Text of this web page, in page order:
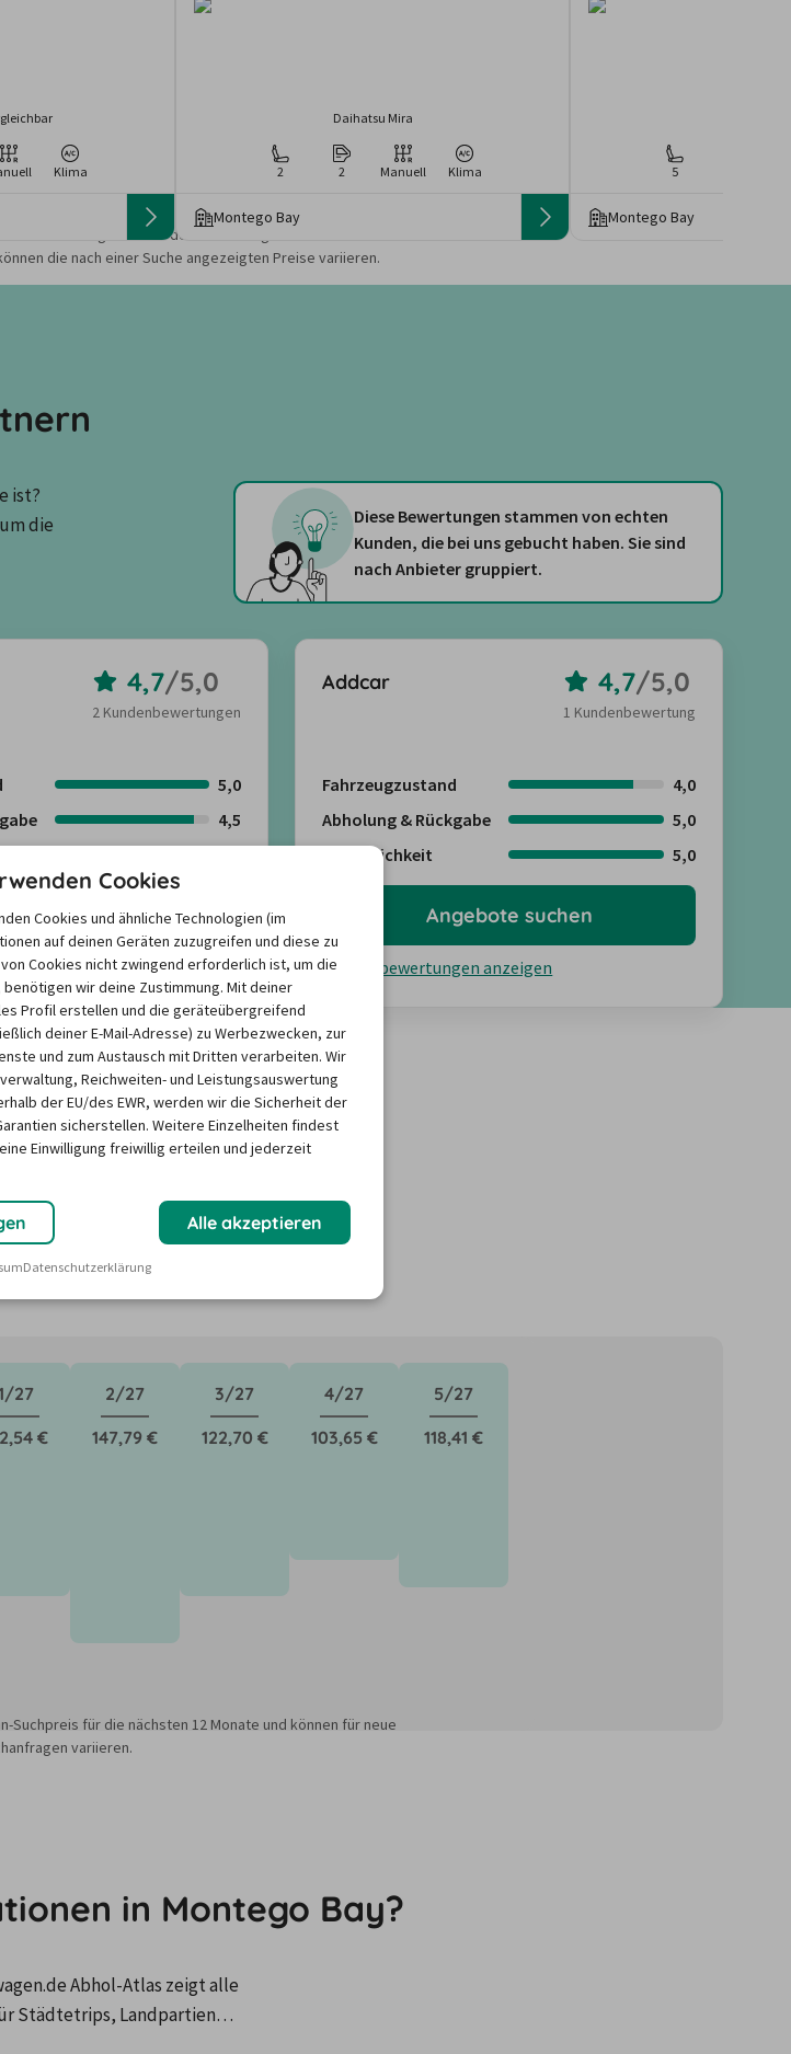
Klima
Daihatsu Mira
2 2 Manuell Klima
Montego Bay
5
Montego Bay
den Suchergebnissen der letzten Tage. Da die Preise von der
die nach einer Suche angezeigten Preise variieren.
ist?
die
Diese Bewertungen stammen von echten
Kunden, die bei uns gebucht haben. Sie sind
nach Anbieter gruppiert.
4,7/5,0
2 Kundenbewertungen
5,0
4,5
anzeigen
suchen
Addcar 4,7/5,0
1 Kundenbewertung
Fahrzeugzustand
4,0
Abholung & Rückgabe
5,0
Freundlichkeit
5,0
Kundenbewertungen anzeigen
Angebote suchen
Bay ?
Feiertage oder lokale
hilft immer, das
27
€
2/27
147,79 €
3/27
122,70 €
4/27
103,65 €
5/27
118,41 €
Suchpreis für die nächsten 12 Monate und können für neue
variieren.
in Montego Bay?
Abhol-Atlas zeigt alle
Städtetrips, Landpartien…
Cookies
Cookies und ähnliche Technologien (im
auf deinen Geräten zuzugreifen und diese zu
Cookies nicht zwingend erforderlich ist, um die
wir deine Zustimmung. Mit deiner
Profil erstellen und die geräteübergreifend
deiner E-Mail-Adresse) zu Werbezwecken, zur
und zum Austausch mit Dritten verarbeiten. Wir
Reichweiten- und Leistungsauswertung
der EU/des EWR, werden wir die Sicherheit der
sicherstellen. Weitere Einzelheiten findest
Einwilligung freiwillig erteilen und jederzeit
Alle akzeptieren
Datenschutzerklärung